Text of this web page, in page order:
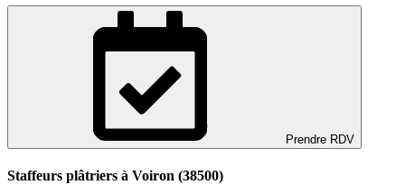
Prendre RDV
Staffeurs plâtriers à Voiron (38500)